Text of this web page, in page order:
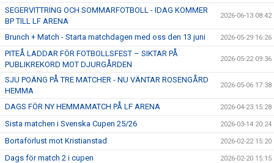
SEGERVITTRING OCH SOMMARFOTBOLL - IDAG KOMMER
BP TILL LF ARENA
2026-06-13 08:42
Brunch + Match - Starta matchdagen med oss den 13 juni 2026-05-29 16:26
PITEÅ LADDAR FÖR FOTBOLLSFEST – SIKTAR PÅ
PUBLIKREKORD MOT DJURGÅRDEN
2026-05-22 09:36
SJU POÄNG PÅ TRE MATCHER - NU VÄNTAR ROSENGÅRD
HEMMA
2026-05-06 17:38
DAGS FÖR NY HEMMAMATCH PÅ LF ARENA 2026-04-23 15:28
Sista matchen i Svenska Cupen 25/26 2026-03-14 20:24
Bortaförlust mot Kristianstad 2026-02-22 15:20
Dags för match 2 i cupen 2026-02-20 15:15